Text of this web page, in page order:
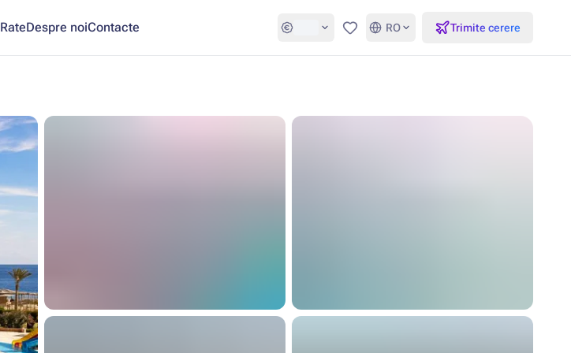
RateDespre noiContacte Favorite
RO Trimite cerere